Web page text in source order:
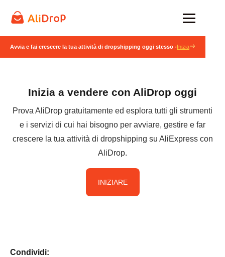
Avvia e fai crescere la tua attività di dropshipping oggi stesso -Inizia
Inizia a vendere con AliDrop oggi
Prova AliDrop gratuitamente ed esplora tutti gli strumenti
e i servizi di cui hai bisogno per avviare, gestire e far
crescere la tua attività di dropshipping su AliExpress con
AliDrop.
INIZIARE
Condividi: